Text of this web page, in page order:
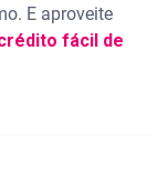
E aproveite
fácil de